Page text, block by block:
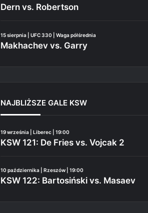
Dern vs. Robertson
15 sierpnia | UFC 330 | Waga półśrednia
Makhachev vs. Garry
NAJBLIŻSZE GALE KSW
19 września | Liberec | 19:00
KSW 121: De Fries vs. Vojcak 2
10 października | Rzeszów | 19:00
KSW 122: Bartosiński vs. Masaev